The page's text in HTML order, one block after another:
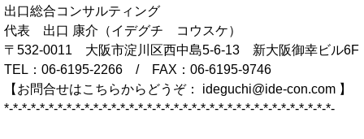
出口総合コンサルティング
代表 出口 康介（イデグチ コウスケ）
〒532-0011 大阪市淀川区西中島5-6-13 新大阪御幸ビル6F
TEL：06-6195-2266 / FAX：06-6195-9746
【お問合せはこちらからどうぞ： ideguchi@ide-con.com 】
*-*-*-*-*-*-*-*-*-*-*-*-*-*-*-*-*-*-*-*-*-*-*-*-*-*-*-*-*-*-*-*-*-*-*-*-*-